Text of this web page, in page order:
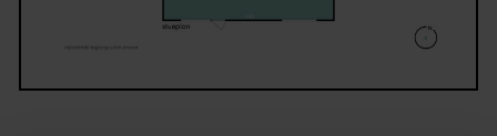
villaområde. En perfekt beliggenhed, hvor man får
bedste fra både Vanløse og Brønshøj. Du er tæt på
indkøb, transport, bibliotek, skole og Brønshøj